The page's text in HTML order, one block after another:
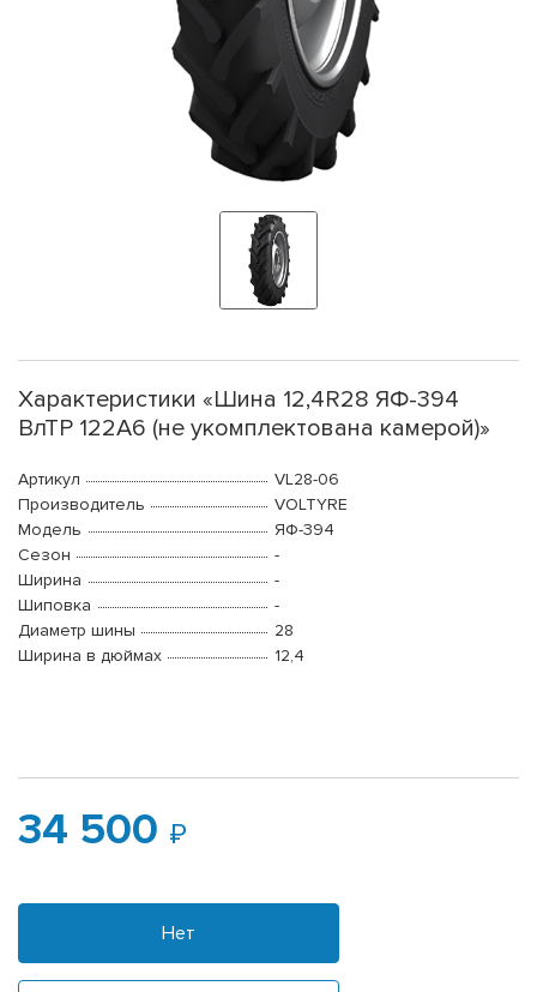
Характеристики «Шина 12,4R28 ЯФ-394
ВлТР 122А6 (не укомплектована камерой)»
Артикул
VL28-06
Производитель
VOLTYRE
Модель
ЯФ-394
Сезон
-
Ширина
-
Шиповка
-
Диаметр шины
28
Ширина в дюймах
12,4
34 500
Нет